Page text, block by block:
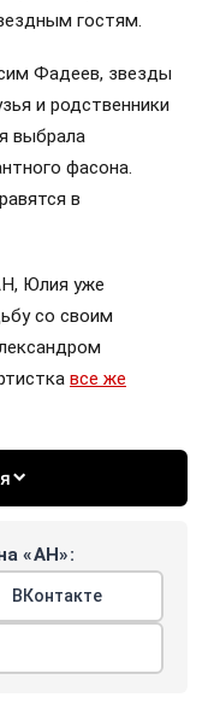
гостям.
Фадеев, звезды
и родственники
выбрала
фасона.
в
Юлия уже
со своим
все же
«АН»:
ВКонтакте